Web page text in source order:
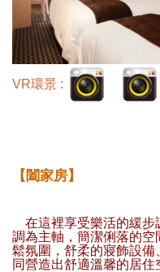
VR環景 :
【闔家房】
在這裡享受樂活的緩步
調為主軸，簡潔俐落的
鬆氛圍，舒柔的寢飾設
同營造出舒適溫馨的居住